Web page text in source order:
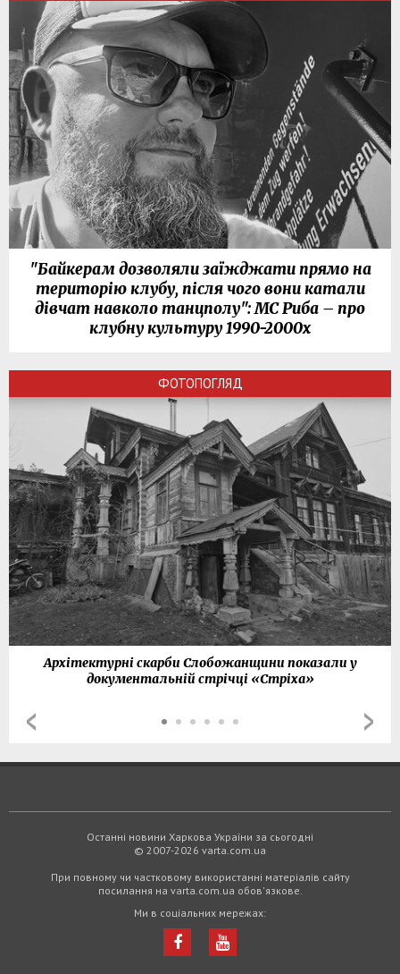
"Байкерам дозволяли заїжджати прямо на
територію клубу, після чого вони катали
дівчат навколо танцполу": МС Риба – про
клубну культуру 1990-2000х
ФОТОПОГЛЯД
Архітектурні скарби Слобожанщини показали у
документальній стрічці «Стріха»
Останні новини Харкова України за сьогодні
© 2007-2026 varta.com.ua
При повному чи частковому використанні матеріалів сайту
посилання на varta.com.ua обов'язкове.
Ми в соціальних мережах: